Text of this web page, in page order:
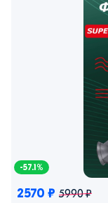
-57.1%
2570 ₽ 5990 ₽